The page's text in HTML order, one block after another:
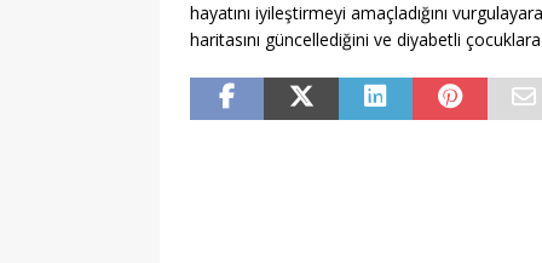
hayatını iyileştirmeyi amaçladığını
haritasını güncellediğini ve diyabetli